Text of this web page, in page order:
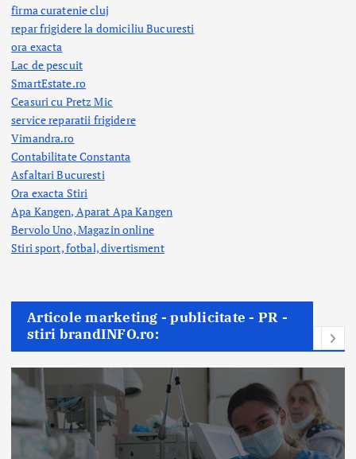
firma curatenie cluj
repar frigidere la domiciliu Bucuresti
ora exacta
Lac de pescuit
SmartEstate.ro
Ceasuri cu Pretz Mic
service reparatii frigidere
Vimandra.ro
Contabilitate Constanta
Asfaltari Bucuresti
Ora exacta Stiri
Apa Kangen, Aparat Apa Kangen
Bervolo Uno, Magazin online
Stiri sport, fotbal,divertisment
Articole marketing - publicitate - PR -
stiri brandINFO.ro: